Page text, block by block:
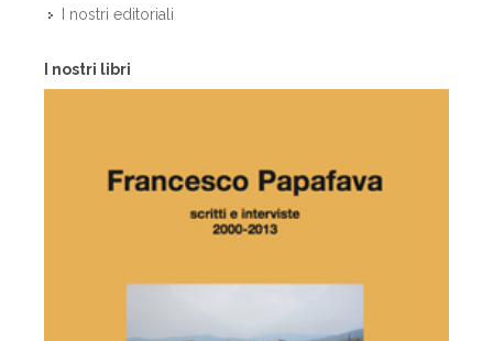
I nostri editoriali
I nostri libri